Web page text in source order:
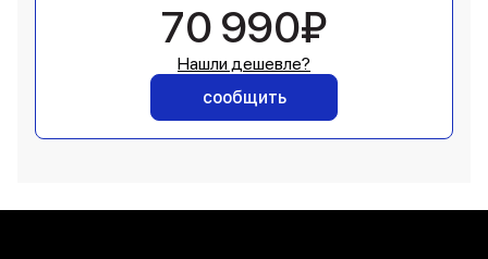
70 990₽
Нашли дешевле?
сообщить